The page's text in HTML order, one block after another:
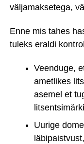
väljamaksetega,
Enne mis tahes
tuleks eraldi
Veenduge,
ametlikes
asemel et
Uurige